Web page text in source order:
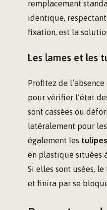
remplacement
identique,
fixation, est la
Les lames et les
Profitez de
pour vérifier l’état
sont cassées ou
latéralement pour
également les
en plastique situées
Si elles sont usées,
et finira par se